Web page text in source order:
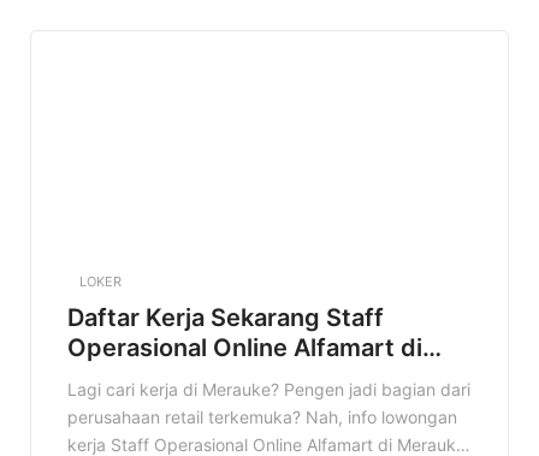
LOKER
Daftar Kerja Sekarang Staff
Operasional Online Alfamart di
Merauke Terbaru
Lagi cari kerja di Merauke? Pengen jadi bagian dari
perusahaan retail terkemuka? Nah, info lowongan
kerja Staff Operasional Online Alfamart di Merauke